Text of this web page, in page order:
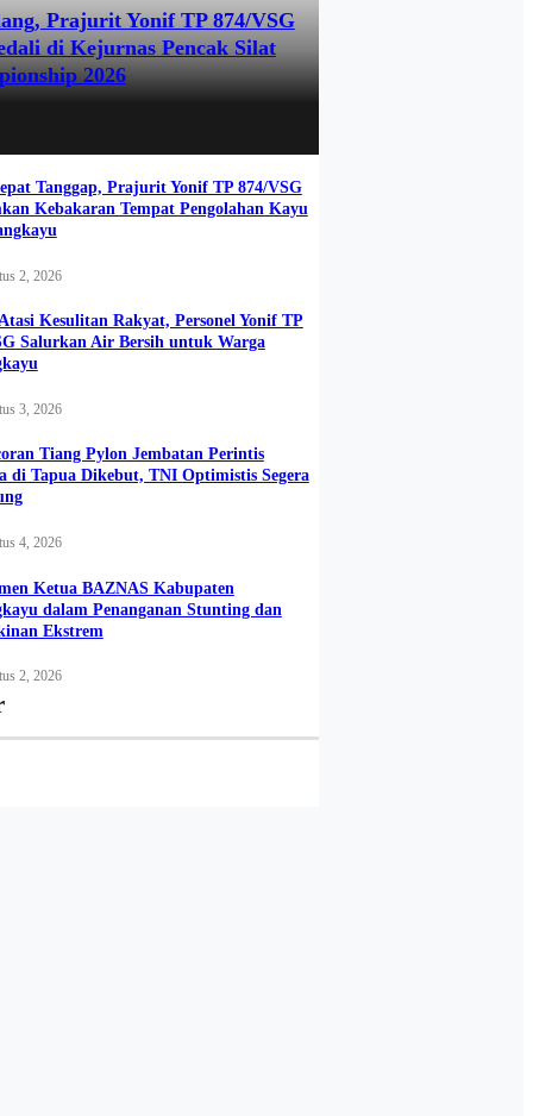
Prajurit Yonif TP 874/VSG
di Kejurnas Pencak Silat
2026
Tanggap, Prajurit Yonif TP 874/VSG
Kebakaran Tempat Pengolahan Kayu
2, 2026
Kesulitan Rakyat, Personel Yonif TP
Salurkan Air Bersih untuk Warga
3, 2026
Tiang Pylon Jembatan Perintis
di Tapua Dikebut, TNI Optimistis Segera
4, 2026
Ketua BAZNAS Kabupaten
dalam Penanganan Stunting dan
Ekstrem
2, 2026